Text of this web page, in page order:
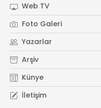
Web TV
Foto Galeri
Yazarlar
Arşiv
Künye
İletişim